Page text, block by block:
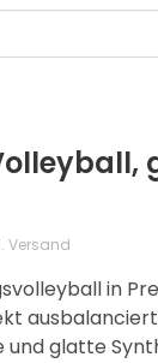
Versand
in
und glatte